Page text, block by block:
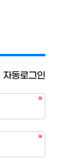
자동로그인